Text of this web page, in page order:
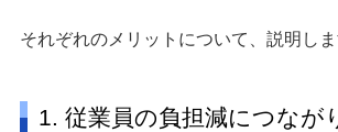
それぞれのメリットについて、説明しま
1. 従業員の負担減につなが